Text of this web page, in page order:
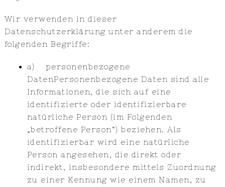
Wir verwenden in dieser
Datenschutzerklärung unter anderem die
folgenden Begriffe:
a) personenbezogene
DatenPersonenbezogene Daten sind alle
Informationen, die sich auf eine
identifizierte oder identifizierbare
natürliche Person (im Folgenden
„betroffene Person“) beziehen. Als
identifizierbar wird eine natürliche
Person angesehen, die direkt oder
indirekt, insbesondere mittels Zuordnung
zu einer Kennung wie einem Namen, zu